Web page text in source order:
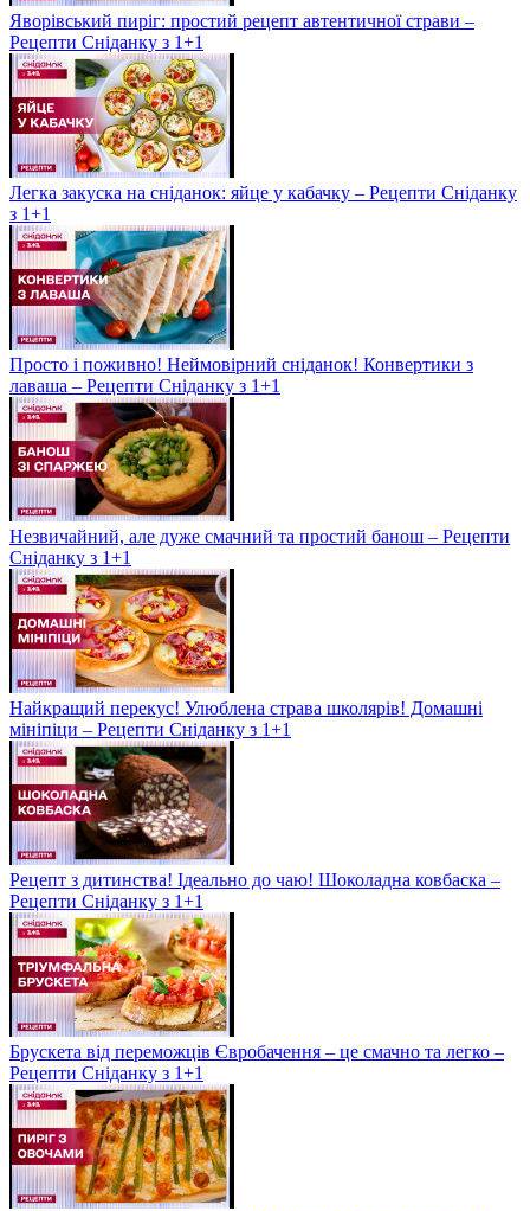
Яворівський пиріг: простий рецепт автентичної страви –
Рецепти Сніданку з 1+1
Легка закуска на сніданок: яйце у кабачку – Рецепти Сніданку
з 1+1
Просто і поживно! Неймовірний сніданок! Конвертики з
лаваша – Рецепти Сніданку з 1+1
Незвичайний, але дуже смачний та простий банош – Рецепти
Сніданку з 1+1
Найкращий перекус! Улюблена страва школярів! Домашні
мініпіци – Рецепти Сніданку з 1+1
Рецепт з дитинства! Ідеально до чаю! Шоколадна ковбаска –
Рецепти Сніданку з 1+1
Брускета від переможців Євробачення – це смачно та легко –
Рецепти Сніданку з 1+1